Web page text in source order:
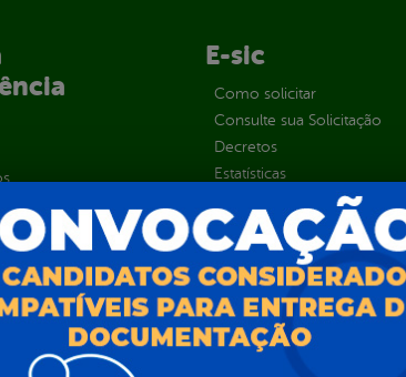
E-sic
Como solicitar
Consulte sua Solicitação
Decretos
Estatísticas
Prazos e autoridades
Sic Físico
Solicitar Recurso
Solicitar um pedido